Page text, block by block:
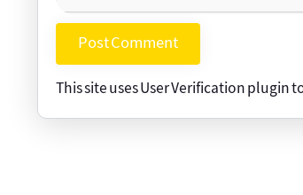
This site uses User Verification plugin